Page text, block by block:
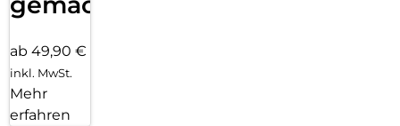
ab 49,90 €
inkl. MwSt.
Mehr
erfahren